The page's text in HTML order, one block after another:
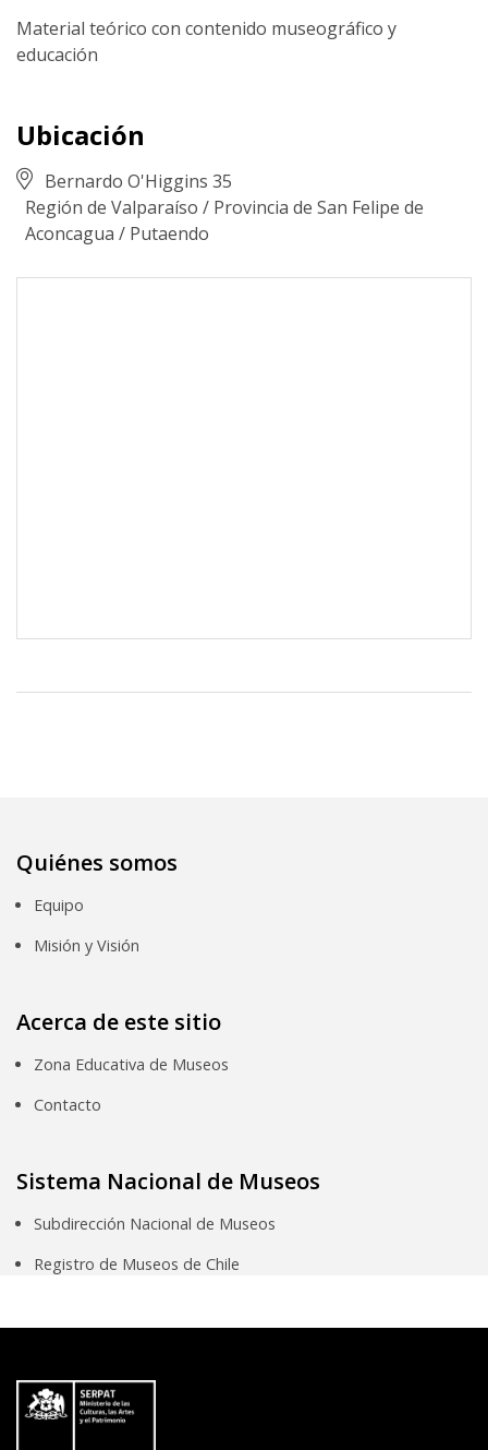
Material teórico con contenido museográfico y
educación
Ubicación
Bernardo O'Higgins 35
Región de Valparaíso / Provincia de San Felipe de
Aconcagua / Putaendo
Quiénes somos
Equipo
Misión y Visión
Acerca de este sitio
Zona Educativa de Museos
Contacto
Sistema Nacional de Museos
Subdirección Nacional de Museos
Registro de Museos de Chile